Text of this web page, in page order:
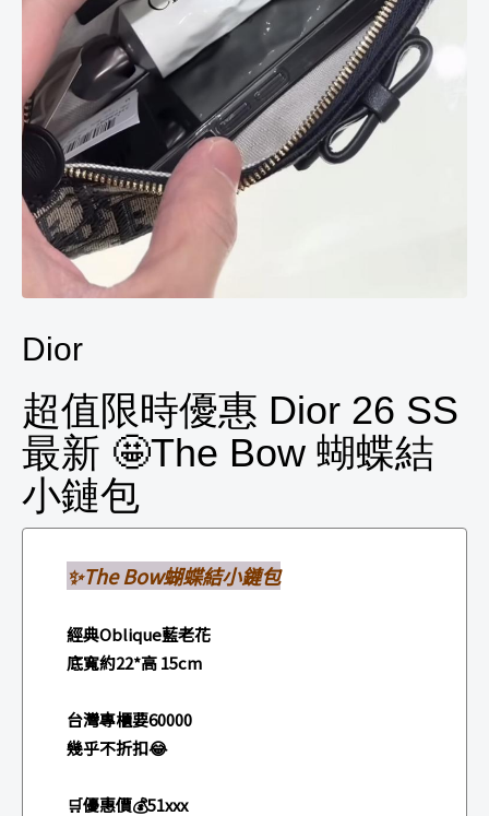
Dior
超值限時優惠 Dior 26 SS
最新 🤩The Bow 蝴蝶結
小鏈包
✨The Bow蝴蝶結小鏈包
經典Oblique藍老花
底寬約22*高 15cm
台灣專櫃要60000
幾乎不折扣😂
🛒優惠價💰51xxx